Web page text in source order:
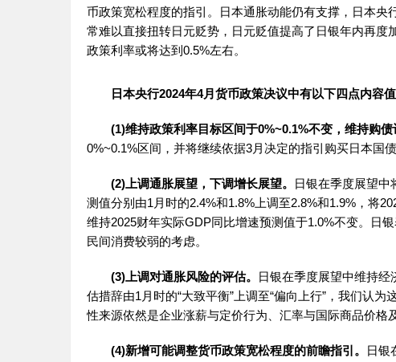
币政策宽松程度的指引。日本通胀动能仍有支撑，日本
常难以直接扭转日元贬势，日元贬值提高了日银年内再
政策利率或将达到0.5%左右。
日本央行2024年4月货币政策决议中有以下四点内容值
(1)维持政策利率目标区间于0%~0.1%不变，维持购债
0%~0.1%区间，并将继续依据3月决定的指引购买日本国
(2)上调通胀展望，下调增长展望。
日银在季度展望中
测值分别由1月时的2.4%和1.8%上调至2.8%和1.9%，将
维持2025财年实际GDP同比增速预测值于1.0%不变。日
民间消费较弱的考虑。
(3)上调对通胀风险的评估。
日银在季度展望中维持经
估措辞由1月时的“大致平衡”上调至“偏向上行”，我们认
性来源依然是企业涨薪与定价行为、汇率与国际商品价格
(4)新增可能调整货币政策宽松程度的前瞻指引。
日银